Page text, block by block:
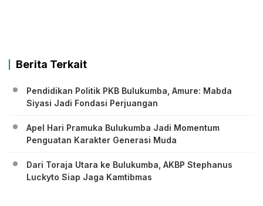
Berita Terkait
Pendidikan Politik PKB Bulukumba, Amure: Mabda
Siyasi Jadi Fondasi Perjuangan
Apel Hari Pramuka Bulukumba Jadi Momentum
Penguatan Karakter Generasi Muda
Dari Toraja Utara ke Bulukumba, AKBP Stephanus
Luckyto Siap Jaga Kamtibmas